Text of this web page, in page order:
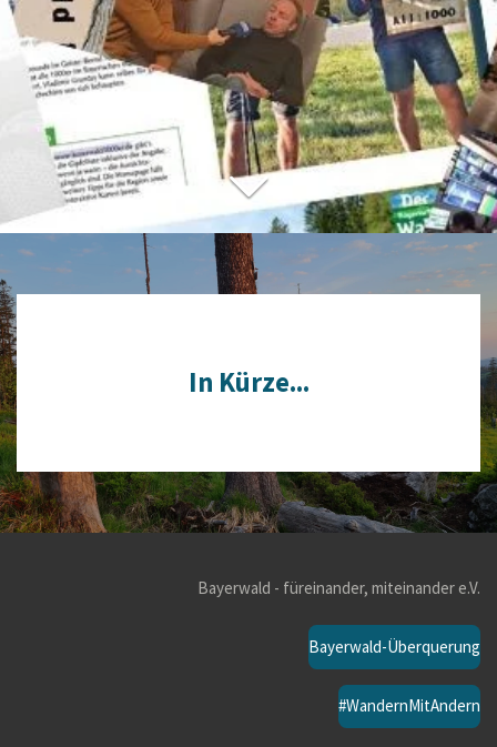
In Kürze...
Bayerwald - füreinander, miteinander e.V.
Bayerwald-Überquerung
#WandernMitAndern